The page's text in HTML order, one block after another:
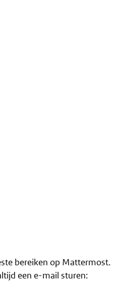
bereiken op Mattermost.
een e-mail sturen: